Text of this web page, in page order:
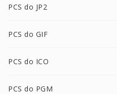
PCS do JP2
PCS do GIF
PCS do ICO
PCS do PGM